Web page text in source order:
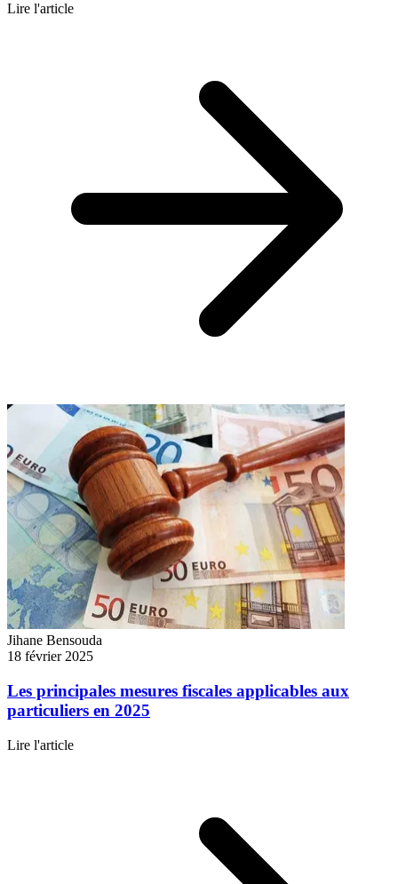
Lire l'article
Jihane Bensouda
18 février 2025
Les principales mesures fiscales applicables aux
particuliers en 2025
Lire l'article